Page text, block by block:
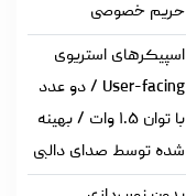
حریم خصوصی
اسپیکرهای استریوی
User-facing / دو عدد
با توان ۱.۵ وات / بهینه
شده توسط صدای دالبی